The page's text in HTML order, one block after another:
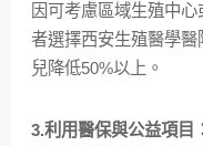
因可考慮區域生殖中
者選擇西安生殖醫學
兒降低50%以上。
3.利用醫保與公益項目